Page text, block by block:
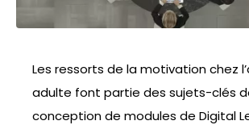
Les ressorts de la motivation chez
adulte font partie des sujets-clés
conception de modules de Digital